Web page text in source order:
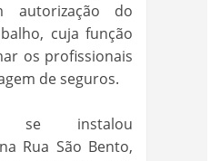
autorização do
cuja função
os profissionais
de seguros.
se instalou
Rua São Bento,